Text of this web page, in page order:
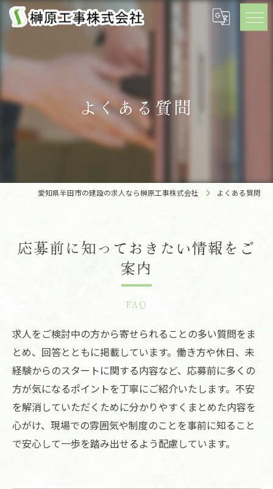
よくある質問
愛知県半田市の建設の求人なら榊原工事株式会社 よくある質問
応募前に知っておきたい情報をご
案内
FAQ
求人をご検討中の方から寄せられることの多い質問をま
とめ、回答とともに掲載しています。働き方や休日、未
経験からのスタートに関する内容など、応募前に多くの
方が気になるポイントを丁寧にご紹介いたします。不安
を解消していただくために分かりやすくまとめた内容を
心がけ、現場での雰囲気や制度のことを事前に知ること
で安心して一歩を踏み出せるよう配慮しています。